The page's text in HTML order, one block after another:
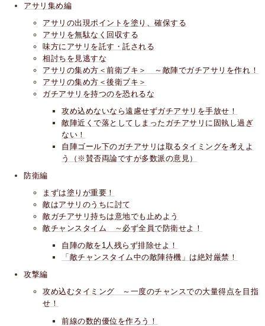
アサリ集め編
アサリの出現ポイントを塗り、確保する
アサリを無駄なく回収する
味方にアサリを託す・託される
相討ちを見逃すな
アサリの集め方＜前衛ブキ＞ ～敵陣でガチアサリを作れ！
アサリの集め方＜後衛ブキ＞
ガチアサリを持つのを恐れるな
攻め込めないなら遠慮せずガチアサリを手放せ！
敵陣近くで落としてしまったガチアサリに固執し過ぎ
ない！
自陣ゴール下のガチアサリは取るタイミングを考えよ
う（※賛否両論ですが多数派の意見）
防衛編
まずは塗りが重要！
敵はアサリのうちに討て
敵ガチアサリ持ちは意地でも止めよう
敵チャンスタイム ～必ず全員で防衛せよ！
自陣の敵を1人残らず排除せよ！
「敵チャンスタイム中の敵陣待機」は絶対厳禁！
攻撃編
攻め込むタイミング ～一度のチャンスでの大量得点を目指
せ！
前線の数的優位を作ろう！